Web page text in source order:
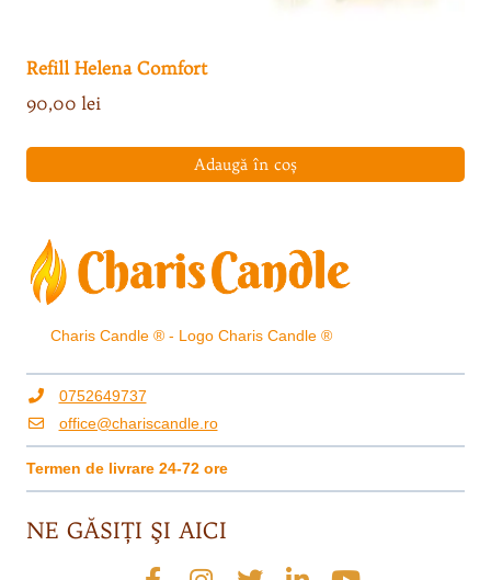
Refill Helena Comfort
90,00 lei
Adaugă în coș
Charis Candle ® - Logo Charis Candle ®
0752649737
office@chariscandle.ro
Termen de livrare 24-72 ore
NE GĂSIŢI ŞI AICI